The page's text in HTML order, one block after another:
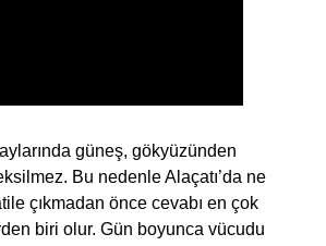
aylarında güneş, gökyüzünden
Bu nedenle Alaçatı’da ne
çıkmadan önce cevabı en çok
biri olur. Gün boyunca vücudu